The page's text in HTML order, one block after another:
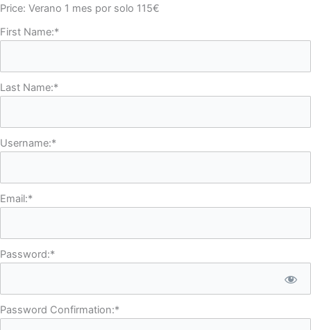
Price: Verano 1 mes por solo 115€
First Name:*
Last Name:*
Username:*
Email:*
Password:*
Password Confirmation:*